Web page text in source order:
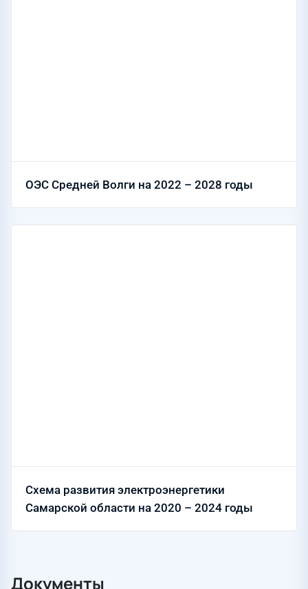
ОЭС Средней Волги на 2022 – 2028 годы
Схема развития электроэнергетики
Самарской области на 2020 – 2024 годы
Документы